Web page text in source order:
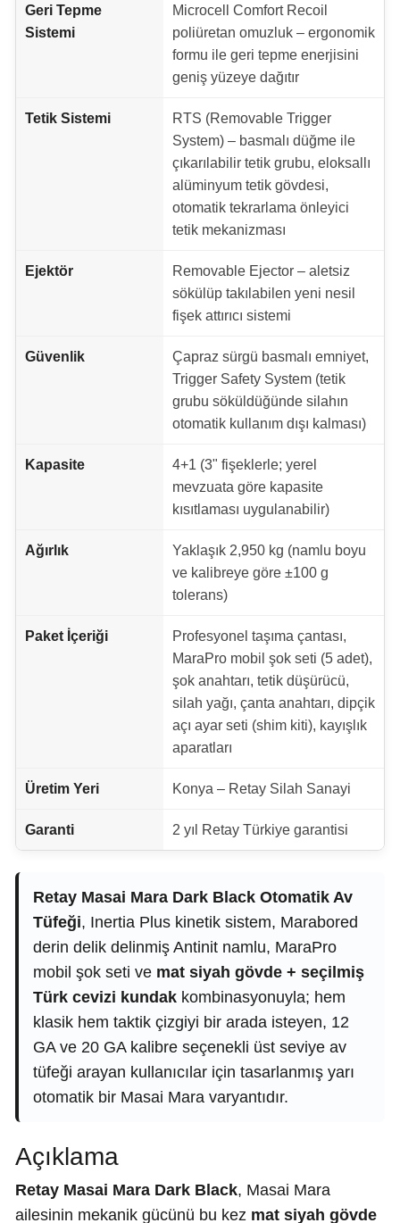
Geri Tepme
Sistemi
Microcell Comfort Recoil
poliüretan omuzluk – ergonomik
formu ile geri tepme enerjisini
geniş yüzeye dağıtır
Tetik Sistemi
RTS (Removable Trigger
System) – basmalı düğme ile
çıkarılabilir tetik grubu, eloksallı
alüminyum tetik gövdesi,
otomatik tekrarlama önleyici
tetik mekanizması
Ejektör
Removable Ejector – aletsiz
sökülüp takılabilen yeni nesil
fişek attırıcı sistemi
Güvenlik
Çapraz sürgü basmalı emniyet,
Trigger Safety System (tetik
grubu söküldüğünde silahın
otomatik kullanım dışı kalması)
Kapasite
4+1 (3" fişeklerle; yerel
mevzuata göre kapasite
kısıtlaması uygulanabilir)
Ağırlık
Yaklaşık 2,950 kg (namlu boyu
ve kalibreye göre ±100 g
tolerans)
Paket İçeriği
Profesyonel taşıma çantası,
MaraPro mobil şok seti (5 adet),
şok anahtarı, tetik düşürücü,
silah yağı, çanta anahtarı, dipçik
açı ayar seti (shim kiti), kayışlık
aparatları
Üretim Yeri Konya – Retay Silah Sanayi
Garanti 2 yıl Retay Türkiye garantisi
Retay Masai Mara Dark Black Otomatik Av
Tüfeği, Inertia Plus kinetik sistem, Marabored
derin delik delinmiş Antinit namlu, MaraPro
mobil şok seti ve mat siyah gövde + seçilmiş
Türk cevizi kundakkombinasyonuyla; hem
klasik hem taktik çizgiyi bir arada isteyen, 12
GA ve 20 GA kalibre seçenekli üst seviye av
tüfeği arayan kullanıcılar için tasarlanmış yarı
otomatik bir Masai Mara varyantıdır.
Açıklama
Retay Masai Mara Dark Black, Masai Mara
ailesinin mekanik gücünü bu kez mat siyah gövde